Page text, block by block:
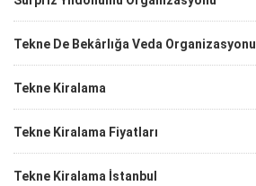
Tekne De Bekârlığa Veda Organizasyonu
Tekne Kiralama
Tekne Kiralama Fiyatları
Tekne Kiralama İstanbul